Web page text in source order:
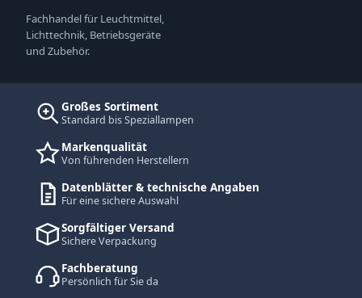
Fachhandel für Leuchtmittel,
Lichttechnik, Betriebsgeräte
und Zubehör.
Großes Sortiment
Standard bis Speziallampen
Markenqualität
Von führenden Herstellern
Datenblätter & technische Angaben
Für eine sichere Auswahl
Sorgfältiger Versand
Sichere Verpackung
Fachberatung
Persönlich für Sie da